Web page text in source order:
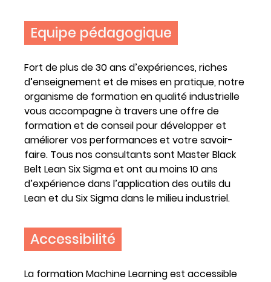
Equipe pédagogique
Fort de plus de 30 ans d’expériences, riches
d’enseignement et de mises en pratique, notre
organisme de formation en qualité industrielle
vous accompagne à travers une offre de
formation et de conseil pour développer et
améliorer vos performances et votre savoir-
faire. Tous nos consultants sont Master Black
Belt Lean Six Sigma et ont au moins 10 ans
d’expérience dans l’application des outils du
Lean et du Six Sigma dans le milieu industriel.
Accessibilité
La formation Machine Learning est accessible